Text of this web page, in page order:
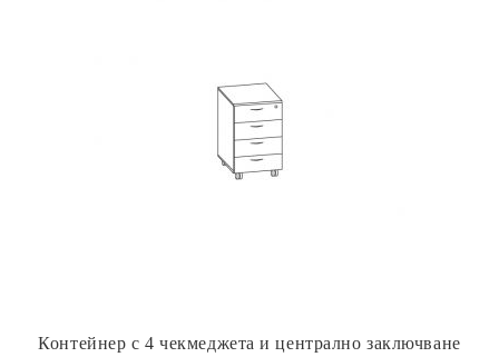
Контейнер с 4 чекмеджета и централно заключване